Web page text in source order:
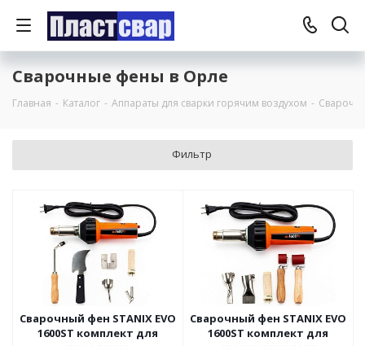
Сварочные фены в Орле
Главная - Каталог - Аппараты для сварки горячим воздухом -
Фильтр
Сварочный фен STANIX EVO
1600ST комплект для
Сварочный фен STANIX EVO
1600ST комплект для